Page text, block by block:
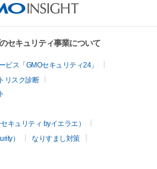
セキュリティ事業について
ス「GMOセキュリティ24」
リスク診断
キュリティ byイエラエ）
）
なりすまし対策